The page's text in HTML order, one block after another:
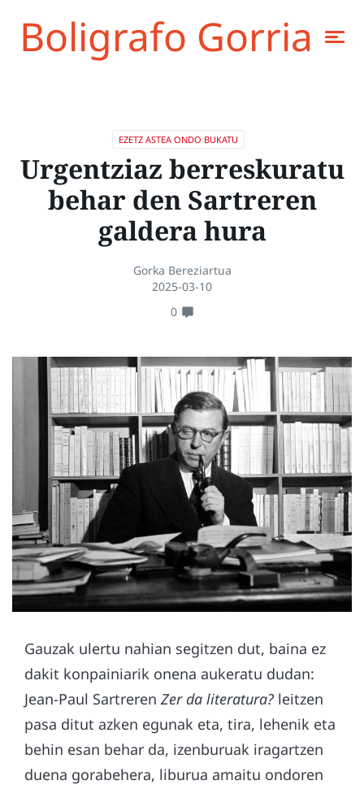
Boligrafo Gorria
EZETZ ASTEA ONDO BUKATU
Urgentziaz berreskuratu
behar den Sartreren
galdera hura
Gorka Bereziartua
2025-03-10
0
Gauzak ulertu nahian segitzen dut, baina ez
dakit konpainiarik onena aukeratu dudan:
Jean-Paul Sartreren Zer da literatura? leitzen
pasa ditut azken egunak eta, tira, lehenik eta
behin esan behar da, izenburuak iragartzen
duena gorabehera, liburua amaitu ondoren